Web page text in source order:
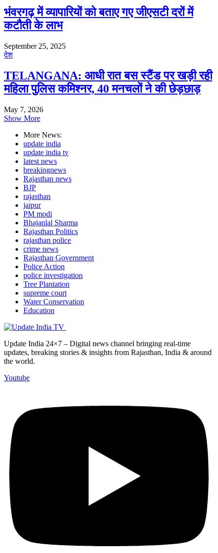
भंवरगढ़ में व्यापारियों को बताए गए जीएसटी दरों में
कटौती के लाभ
September 25, 2025
देश
TELANGANA: आधी रात बस स्टैंड पर खड़ी रही
महिला पुलिस कमिश्नर, 40 मनचलों ने की छेड़छाड़
May 7, 2026
Show More
More News:
update india
update india tv
latest news
breakingnews
Rajasthan news
BJP
rajasthan
jaipur
PM modi
Bhajanlal Sharma
Rajasthan Politics
rajasthan police
crime news
Rajasthan Government
Police Action
police investigation
Tree Plantation
supreme court
Water Conservation
Education
Update India 24×7 – Digital news channel bringing real-time
updates, breaking stories & insights from Rajasthan, India & around
the world.
Youtube